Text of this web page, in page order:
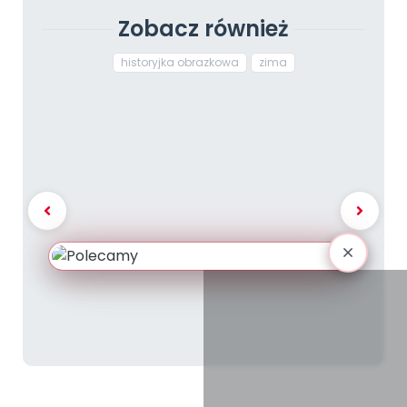
Zobacz również
historyjka obrazkowa zima